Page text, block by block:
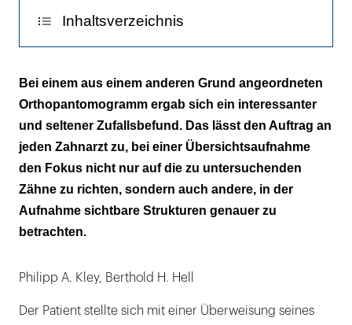
Inhaltsverzeichnis
Diskussion
Fazit
Bei einem aus einem anderen Grund angeordneten
Orthopantomogramm ergab sich ein interessanter
und seltener Zufallsbefund. Das lässt den Auftrag an
jeden Zahnarzt zu, bei einer Übersichtsaufnahme
den Fokus nicht nur auf die zu untersuchenden
Zähne zu richten, sondern auch andere, in der
Aufnahme sichtbare Strukturen genauer zu
betrachten.
Philipp A. Kley, Berthold H. Hell
Der Patient stellte sich mit einer Überweisung seines